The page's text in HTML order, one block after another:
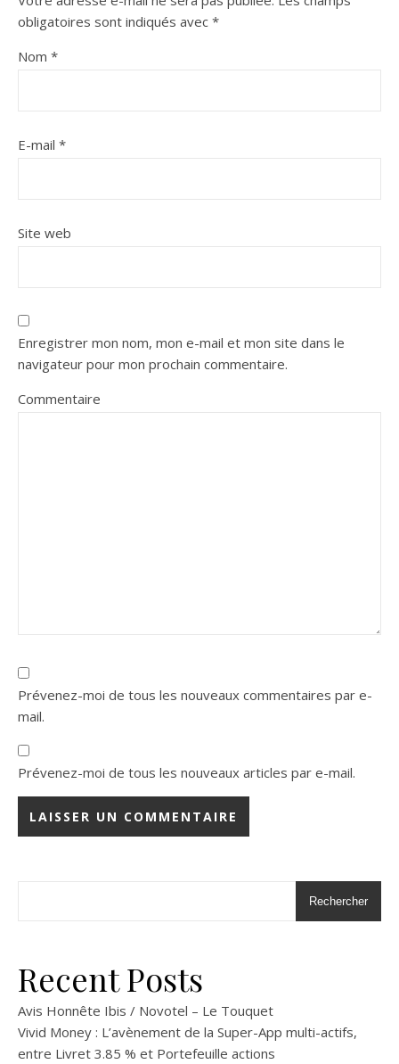
obligatoires sont indiqués avec *
Nom *
E-mail *
Site web
Enregistrer mon nom, mon e-mail et mon site dans le
navigateur pour mon prochain commentaire.
Commentaire
Prévenez-moi de tous les nouveaux commentaires par e-
mail.
Prévenez-moi de tous les nouveaux articles par e-mail.
Rechercher
Recent Posts
Avis Honnête Ibis / Novotel – Le Touquet
Vivid Money : L’avènement de la Super-App multi-actifs,
entre Livret 3.85 % et Portefeuille actions